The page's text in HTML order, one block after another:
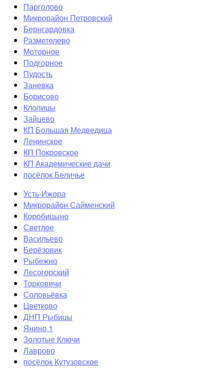
Парголово
Микрорайон Петровский
Бернгардовка
Разметелево
Моторное
Подгорное
Пудость
Заневка
Борисово
Клопицы
Зайцево
КП Большая Медведица
Ленинское
КП Покровское
КП Академические дачи
посёлок Беличье
Усть-Ижора
Микрорайон Сайменский
Коробицыно
Светлое
Васильево
Берёзовик
Рыбежно
Лесогорский
Торковичи
Соловьёвка
Цветково
ДНП Рыбицы
Янино 1
Золотые Ключи
Лаврово
посёлок Кутузовское